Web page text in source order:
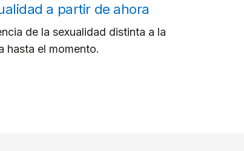
a partir de ahora
de la sexualidad distinta a la
hasta el momento.